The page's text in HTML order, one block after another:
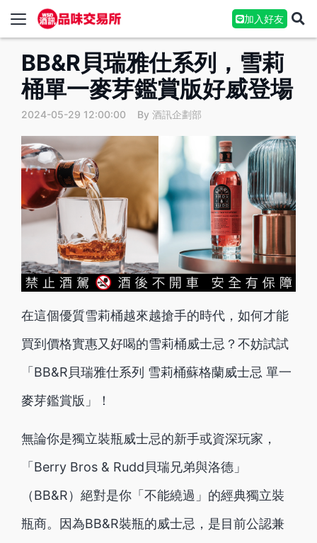
加入好友
BB&R貝瑞雅仕系列，雪莉
桶單一麥芽鑑賞版好威登場
2024-05-29 12:00:00 By 酒訊企劃部
在這個優質雪莉桶越來越搶手的時代，如何才能
買到價格實惠又好喝的雪莉桶威士忌？不妨試試
「BB&R貝瑞雅仕系列 雪莉桶蘇格蘭威士忌 單一
麥芽鑑賞版」！
無論你是獨立裝瓶威士忌的新手或資深玩家，
「Berry Bros & Rudd貝瑞兄弟與洛德」
（BB&R）絕對是你「不能繞過」的經典獨立裝
瓶商。因為BB&R裝瓶的威士忌，是目前公認兼